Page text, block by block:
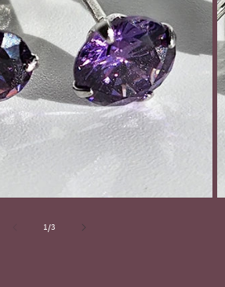
1/von
3